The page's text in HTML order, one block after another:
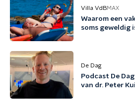
Villa VdBMAX
Waarom een
soms geweldig
De Dag
Podcast De
van dr. Peter